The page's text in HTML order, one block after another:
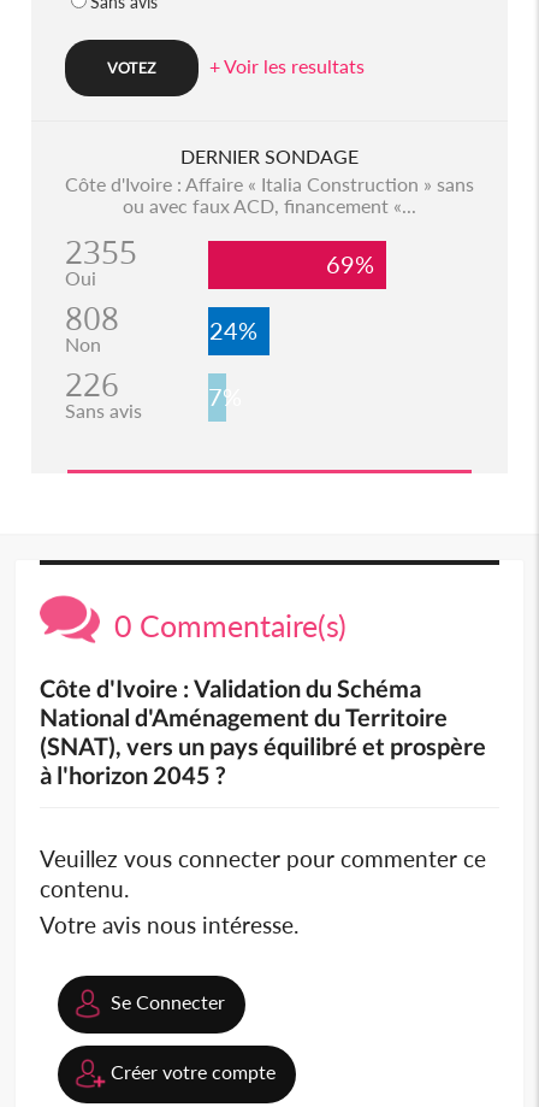
+ Voir les resultats
DERNIER SONDAGE
Côte d'Ivoire : Affaire « Italia Construction » sans
ou avec faux ACD, financement «...
2355
Oui 69%
808
Non 24%
226
Sans avis 7%
0 Commentaire(s)
Côte d'Ivoire : Validation du Schéma
National d'Aménagement du Territoire
(SNAT), vers un pays équilibré et prospère
à l'horizon 2045 ?
Veuillez vous connecter pour commenter ce
contenu.
Votre avis nous intéresse.
Se Connecter
Créer votre compte